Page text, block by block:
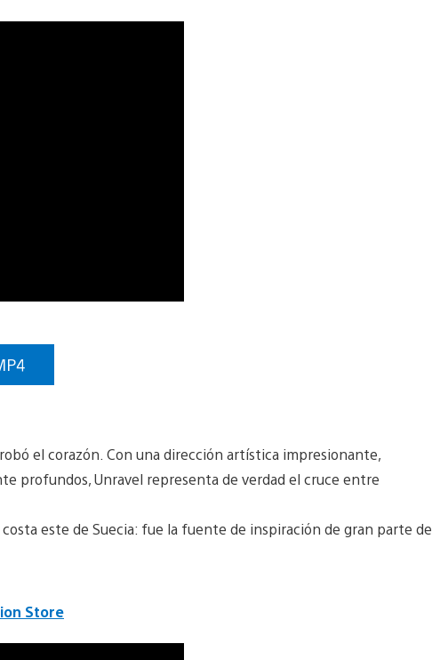
el corazón. Con una dirección artística impresionante,
profundos, Unravel representa de verdad el cruce entre
costa este de Suecia: fue la fuente de inspiración de gran parte de
Store